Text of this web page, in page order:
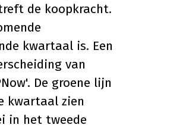
de koopkracht.
kwartaal is. Een
van
De groene lijn
kwartaal zien
in het tweede